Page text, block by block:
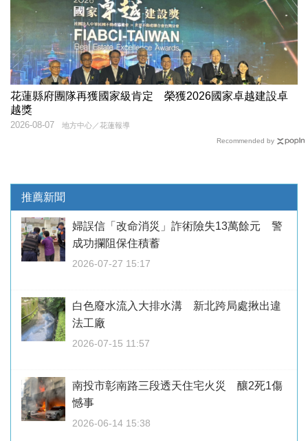
花蓮縣府團隊再獲國家級肯定 榮獲2026國家卓越建設卓
越獎
地方中心／花蓮報導
2026-08-07
Recommended by
推薦新聞
婦誤信「改命消災」詐術險失13萬餘元 警
成功攔阻保住積蓄
2026-07-27 15:17
白色廢水流入大排水溝 新北跨局處揪出違
法工廠
2026-07-15 11:57
南投市彰南路三段透天住宅火災 釀2死1傷
憾事
2026-06-14 15:38